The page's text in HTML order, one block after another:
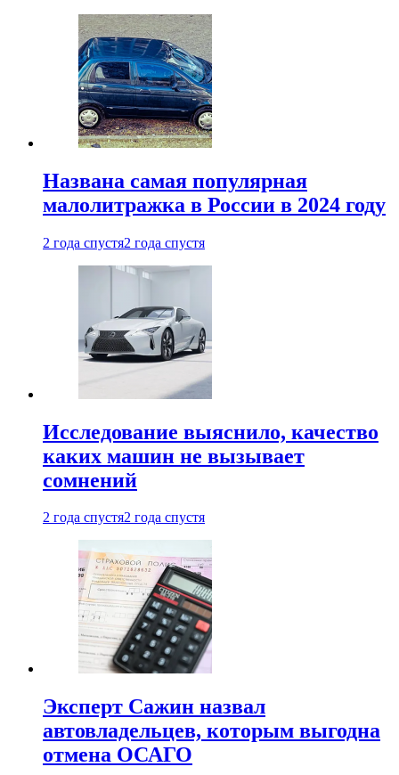
Названа самая популярная
малолитражка в России в 2024 году
2 года спустя2 года спустя
Исследование выяснило, качество
каких машин не вызывает
сомнений
2 года спустя2 года спустя
Эксперт Сажин назвал
автовладельцев, которым выгодна
отмена ОСАГО